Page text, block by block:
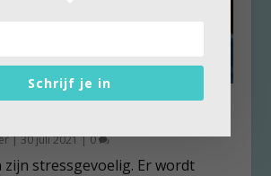
|30 juli 2021|0
zijn stressgevoelig. Er wordt
Schrijf je in